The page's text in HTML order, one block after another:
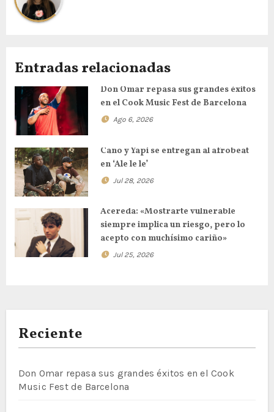
Entradas relacionadas
Don Omar repasa sus grandes éxitos
en el Cook Music Fest de Barcelona
Ago 6, 2026
Cano y Yapi se entregan al afrobeat
en ‘Ale le le’
Jul 28, 2026
Acereda: «Mostrarte vulnerable
siempre implica un riesgo, pero lo
acepto con muchísimo cariño»
Jul 25, 2026
Reciente
Don Omar repasa sus grandes éxitos en el Cook
Music Fest de Barcelona